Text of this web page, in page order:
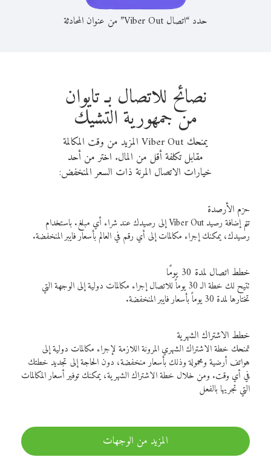
حدد “اتصال Viber Out” من عنوان المحادثة
نصائح للاتصال بـ تايوان
من جمهورية التشيك
يمنحك Viber Out المزيد من وقت المكالمة
مقابل تكلفة أقل من المال. اختر من أحد
خيارات الاتصال المرنة ذات السعر المنخفض:
حزم الأرصدة
تتم إضافة رصيد Viber Out إلى رصيدك عند شراء أي مبلغ. باستخدام
رصيدك، يمكنك إجراء مكالمات إلى أي رقم في العالم بأسعار فايبر المنخفضة.
خطط اتصال لمدة 30 يومًا
تتيح لك خطة الـ 30 يوماً للاتصال إجراء مكالمات دولية إلى الوجهة التي
تختارها لمدة 30 يوماً بأسعار فايبر المنخفضة.
خطط الاشتراك الشهرية
تمنحك خطة الاشتراك الشهري المرونة اللازمة لإجراء مكالمات دولية إلى
هواتف أرضية ومحمولة وذلك بأسعار منخفضة، دون الحاجة إلى تجديد خطتك
في أي وقت. ومن خلال خطة الاشتراك الشهرية، يمكنك توفير أسعار المكالمات
التي تجريها بالفعل
المزيد من الوجهات